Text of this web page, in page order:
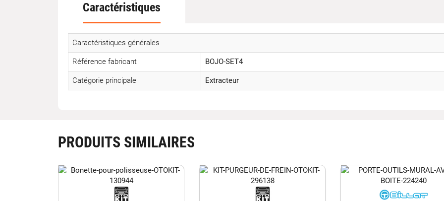
Caractéristiques
Caractéristiques générales
Référence fabricant BOJO-SET4
Catégorie principale Extracteur
PRODUITS SIMILAIRES